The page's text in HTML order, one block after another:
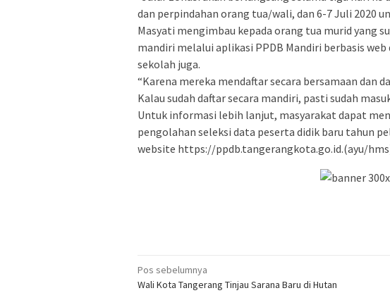
dan perpindahan orang tua/wali, dan 6-7 Juli 2020
Masyati mengimbau kepada orang tua murid yang
mandiri melalui aplikasi PPDB Mandiri berbasis
sekolah juga.
“Karena mereka mendaftar secara bersamaan dan
Kalau sudah daftar secara mandiri, pasti sudah
Untuk informasi lebih lanjut, masyarakat dapat
pengolahan seleksi data peserta didik baru tahun
website https://ppdb.tangerangkota.go.id.(ayu/
Navigasi
Pos sebelumnya
Wali Kota Tangerang Tinjau Sarana Baru di Hutan